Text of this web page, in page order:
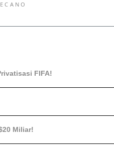
FIFA!
Miliar!